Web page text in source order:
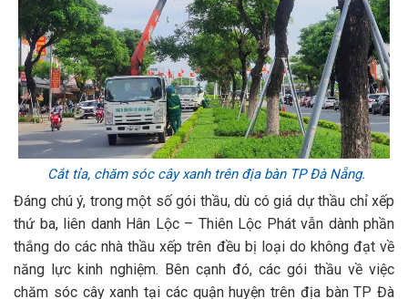
Cắt tỉa, chăm sóc cây xanh trên địa bàn TP Đà Nẵng.
Đáng chú ý, trong một số gói thầu, dù có giá dự thầu chỉ xếp
thứ ba, liên danh Hân Lộc – Thiên Lộc Phát vẫn dành phần
thắng do các nhà thầu xếp trên đều bị loại do không đạt về
năng lực kinh nghiệm. Bên cạnh đó, các gói thầu về việc
chăm sóc cây xanh tại các quận huyện trên địa bàn TP Đà